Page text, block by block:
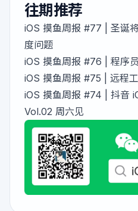
往期推荐
iOS 摸鱼周报 #77 | 圣诞
度问题
iOS 摸鱼周报 #76 | 程序
iOS 摸鱼周报 #75 | 远程
iOS 摸鱼周报 #74 | 抖音
Vol.02 周六见